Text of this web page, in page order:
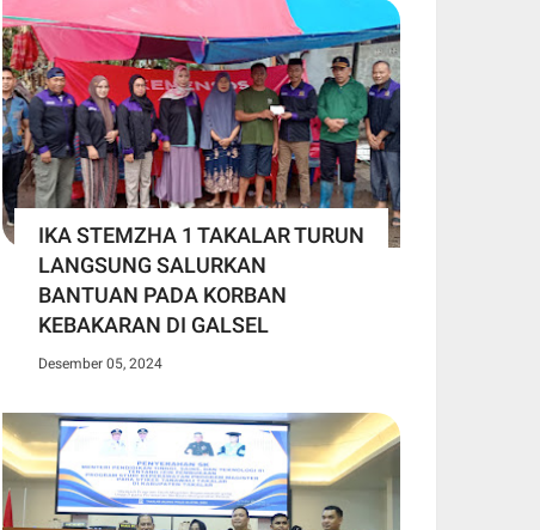
IKA STEMZHA 1 TAKALAR TURUN
LANGSUNG SALURKAN
BANTUAN PADA KORBAN
KEBAKARAN DI GALSEL
Desember 05, 2024